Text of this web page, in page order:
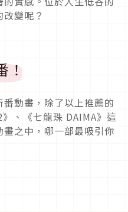
變呢？
！
動畫，除了以上推薦的
、《七龍珠 DAIMA》這
之中，哪一部最吸引你